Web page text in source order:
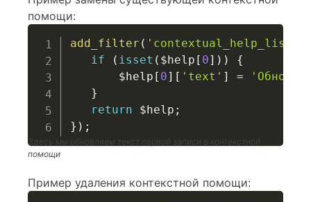
помощи:
add_filter ( 'contextual_help_list'
if
( isset ( $help [ 0] ) )
{
$help [ 0] [ 'text' ] =
}
return
$help ;
} ) ;
Здесь мы обновляем текст первой записи в контекстной
помощи
Пример удаления контекстной помощи: